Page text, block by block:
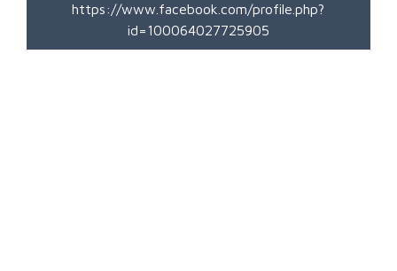
https://www.facebook.com/profile.php?
id=100064027725905